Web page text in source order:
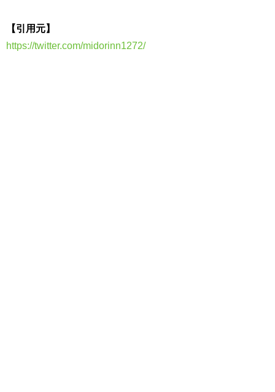
【引用元】
https://twitter.com/midorinn1272/